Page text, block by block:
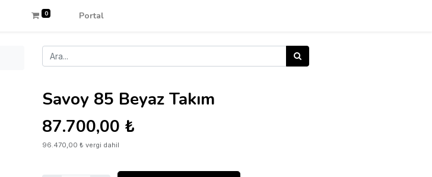
0 Portal
Savoy 85 Beyaz Takım
87.700,00 ₺
96.470,00 ₺ vergi dahil